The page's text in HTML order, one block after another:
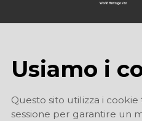
Usiamo i
Questo sito utilizza i
sessione per garantire un